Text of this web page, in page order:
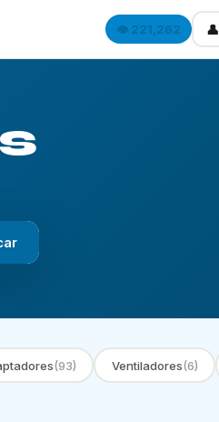
👁️ 221,262 👤
(93) Ventiladores(6)